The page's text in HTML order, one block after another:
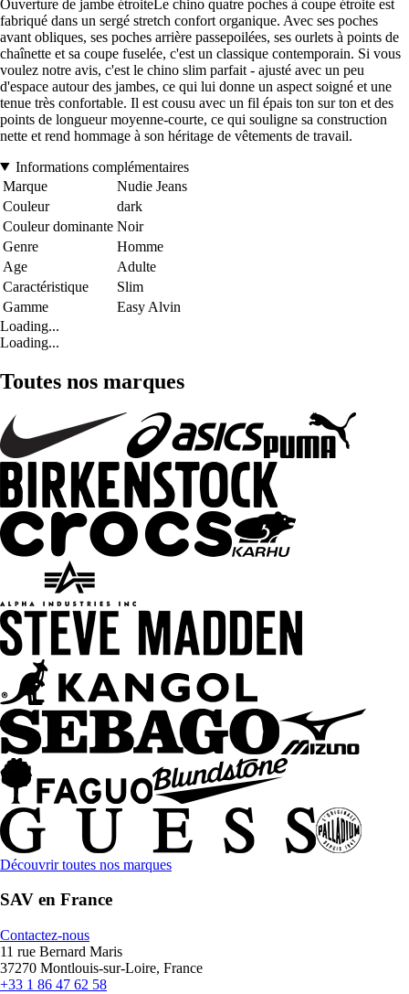
Ouverture de jambe étroiteLe chino quatre poches à coupe étroite est
fabriqué dans un sergé stretch confort organique. Avec ses poches
avant obliques, ses poches arrière passepoilées, ses ourlets à points de
chaînette et sa coupe fuselée, c'est un classique contemporain. Si vous
voulez notre avis, c'est le chino slim parfait - ajusté avec un peu
d'espace autour des jambes, ce qui lui donne un aspect soigné et une
tenue très confortable. Il est cousu avec un fil épais ton sur ton et des
points de longueur moyenne-courte, ce qui souligne sa construction
nette et rend hommage à son héritage de vêtements de travail.
Informations complémentaires
Marque
Nudie Jeans
Couleur
dark
Couleur dominante Noir
Genre
Homme
Age
Adulte
Caractéristique
Slim
Gamme
Easy Alvin
Loading...
Loading...
Toutes nos marques
Découvrir toutes nos marques
SAV en France
Contactez-nous
11 rue Bernard Maris
37270 Montlouis-sur-Loire, France
+33 1 86 47 62 58